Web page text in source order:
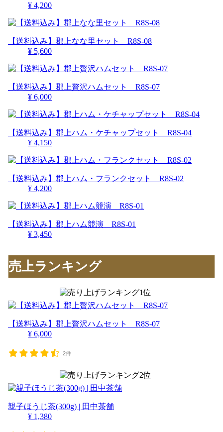
¥ 4,200
【送料込み】郡上なな里セット R8S-08
¥ 5,600
【送料込み】郡上贅沢ハムセット R8S-07
¥ 6,000
【送料込み】郡上ハム・ケチャップセット R8S-04
¥ 4,150
【送料込み】郡上ハム・フランクセット R8S-02
¥ 4,200
【送料込み】郡上ハム競演 R8S-01
¥ 3,450
売上ランキング
【送料込み】郡上贅沢ハムセット R8S-07
¥ 6,000
2件
親子ほうじ茶(300g) | 田中茶舗
¥ 1,380